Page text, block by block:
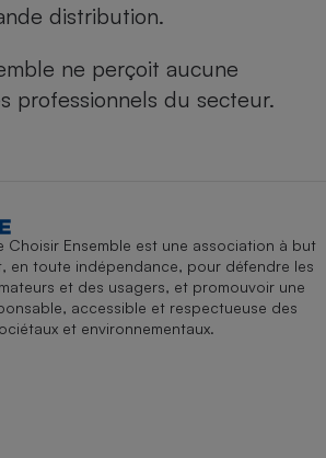
distribution.
ne perçoit aucune
professionnels du secteur.
Choisir Ensemble est une association à but
en toute indépendance, pour défendre les
et des usagers, et promouvoir une
accessible et respectueuse des
et environnementaux.